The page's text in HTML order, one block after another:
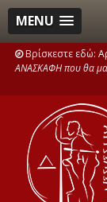
MENU
Βρίσκεστε εδώ:
ΑΝΑΣΚΑΦΗ που θα